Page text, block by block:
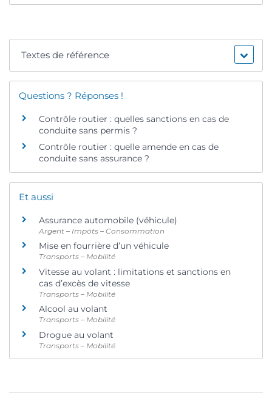
Textes de référence
Questions ? Réponses !
Contrôle routier : quelles sanctions en cas de
conduite sans permis ?
Contrôle routier : quelle amende en cas de
conduite sans assurance ?
Et aussi
Assurance automobile (véhicule)
Argent – Impôts – Consommation
Mise en fourrière d’un véhicule
Transports – Mobilité
Vitesse au volant : limitations et sanctions en
cas d’excès de vitesse
Transports – Mobilité
Alcool au volant
Transports – Mobilité
Drogue au volant
Transports – Mobilité